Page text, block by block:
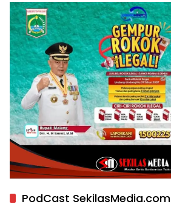
PodCast SekilasMedia.com